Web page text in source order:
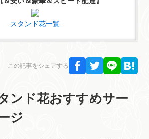
スタンド花一覧
この記事をシェアする
ンド花おすすめサー
ジ